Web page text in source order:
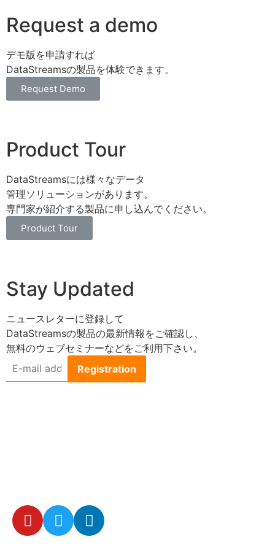
Request a demo
デモ版を申請すれば
DataStreamsの製品を体験できます。
Request Demo
Product Tour
DataStreamsには様々なデータ
管理ソリューションがあります。
専門家が紹介する製品に申し込んでください。
Product Tour
Stay Updated
ニュースレターに登録して
DataStreamsの製品の最新情報をご確認し、
無料のウェブセミナーなどをご利用下さい。
mail
address